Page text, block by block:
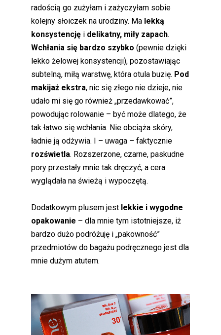
radością go zużyłam i zażyczyłam sobie
kolejny słoiczek na urodziny. Ma lekką
konsystencjęi delikatny, miły zapach.
Wchłania się bardzo szybko (pewnie dzięki
lekko żelowej konsystencji), pozostawiając
subtelną, miłą warstwę, która otula buzię. Pod
makijaż ekstra, nic się złego nie dzieje, nie
udało mi się go również „przedawkować”,
powodując rolowanie – być może dlatego, że
tak łatwo się wchłania. Nie obciąża skóry,
ładnie ją odżywia. I – uwaga – faktycznie
rozświetla. Rozszerzone, czarne, paskudne
pory przestały mnie tak dręczyć, a cera
wyglądała na świeżą i wypoczętą.
Dodatkowym plusem jest lekkie i wygodne
opakowanie – dla mnie tym istotniejsze, iż
bardzo dużo podróżuję i „pakowność”
przedmiotów do bagażu podręcznego jest dla
mnie dużym atutem.